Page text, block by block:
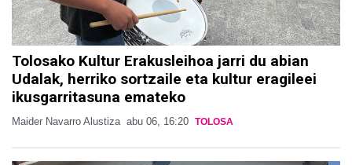
Tolosako Kultur Erakusleihoa jarri du abian
Udalak, herriko sortzaile eta kultur eragileei
ikusgarritasuna emateko
Maider Navarro Alustiza abu 06, 16:20 TOLOSA